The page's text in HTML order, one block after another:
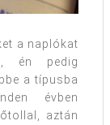
a naplókat
én pedig
a típusba
évben
aztán